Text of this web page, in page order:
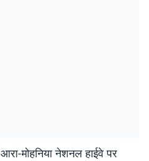
आरा-मोहनिया नेशनल हाईवे पर